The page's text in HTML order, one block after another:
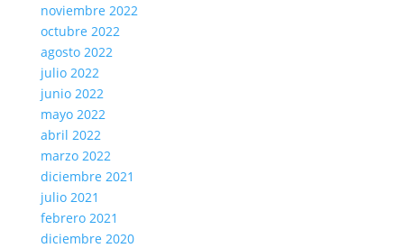
noviembre 2022
octubre 2022
agosto 2022
julio 2022
junio 2022
mayo 2022
abril 2022
marzo 2022
diciembre 2021
julio 2021
febrero 2021
diciembre 2020